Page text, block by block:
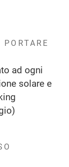
ad ogni
solare e